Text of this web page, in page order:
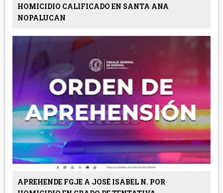
HOMICIDIO CALIFICADO EN SANTA ANA
NOPALUCAN
APREHENDE FGJE A JOSÉ ISABEL N. POR